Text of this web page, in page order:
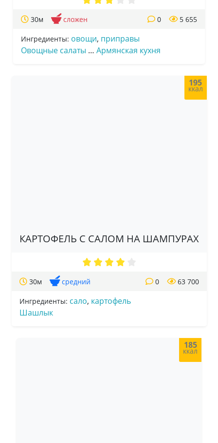
30м сложен 5 655
0
Ингредиенты: овощи, приправы
Овощные салаты … Армянская кухня
195
ккал
КАРТОФЕЛЬ С САЛОМ НА ШАМПУРАХ
30м средний 63 700
0
Ингредиенты: сало, картофель
Шашлык
185
ккал